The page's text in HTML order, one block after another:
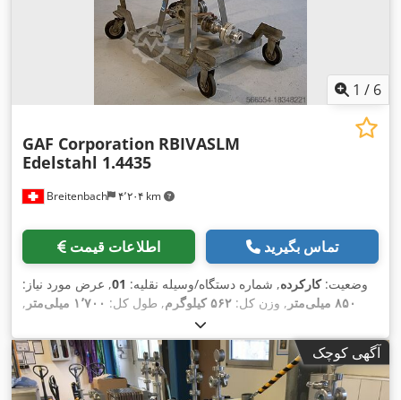
1 / 6
Breitenbach ۴٬۲۰۴ km
GAF Corporation RBIVASLM
Edelstahl 1.4435
اطلاعات قیمت تماس بگیرید
وضعیت:کارکرده, شماره دستگاه/وسیله نقلیه: 01, عرض مورد نیاز:
۸۵۰ میلی‌متر
, وزن کل: ۵۶۲ کیلوگرم , طول کل: ۱٬۷۰۰ میلی‌متر
,
آگهی کوچک